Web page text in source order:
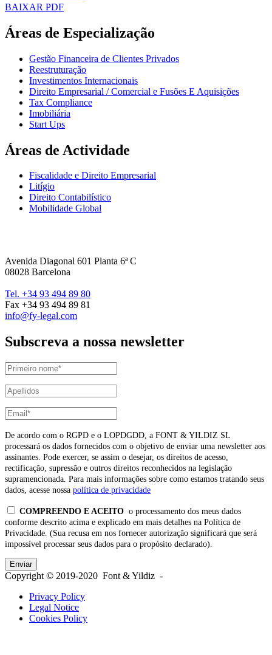
BAIXAR PDF
Áreas de Especialização
Gestão Financeira de Clientes Privados
Reestruturação
Investimentos Internacionais
Direito Empresarial / Comercial e Fusões E Aquisições
Tax Compliance
Imobiliária
Start Ups
Áreas de Actividade
Fiscalidade e Direito Empresarial
Litígio
Direito Contabilístico
Mobilidade Global
Avenida Diagonal 601 Planta 6ª C
08028 Barcelona
Tel. +34 93 494 89 80
Fax +34 93 494 89 81
info@fy-legal.com
Subscreva a nossa newsletter
De acordo com o RGPD e o LOPDGDD, a FONT & YILDIZ SL
processará os dados fornecidos com o objetivo de enviar uma newsletter aos
assinantes. Pode exercer, se assim o desejar, os direitos de acesso,
rectificação, supressão e outros direitos reconhecidos na legislação
supramencionada. Para mais informações sobre como estamos tratando seus
dados, acesse nossa política de privacidade
COMPREENDO E ACEITO o processamento dos meus dados
conforme descrito acima e explicado em mais detalhes na Política de
Privacidade. (Sua recusa em nos fornecer autorização significará que será
impossível processar seus dados para o propósito declarado).
Copyright © 2019-2020 Font & Yildiz -
Privacy Policy
Legal Notice
Cookies Policy